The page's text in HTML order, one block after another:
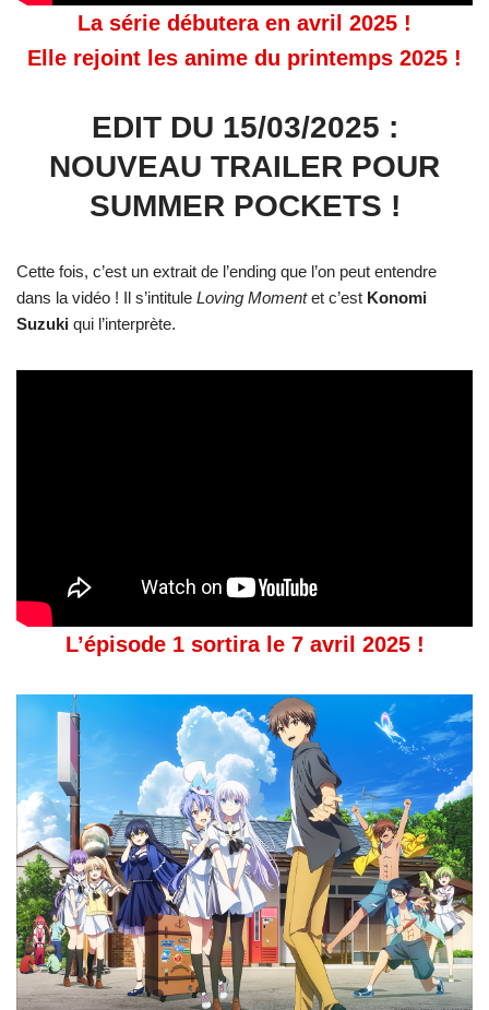
La série débutera en avril 2025 !
Elle rejoint les anime du printemps 2025 !
EDIT DU 15/03/2025 :
NOUVEAU TRAILER POUR
SUMMER POCKETS !
Cette fois, c’est un extrait de l’ending que l’on peut entendre
dans la vidéo ! Il s’intitule Loving Momentet c’est Konomi
Suzuki qui l’interprète.
L’épisode 1 sortira le 7 avril 2025 !